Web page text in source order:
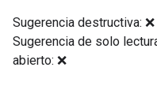
Sugerencia destructiva:
Sugerencia de solo
abierto: ❌